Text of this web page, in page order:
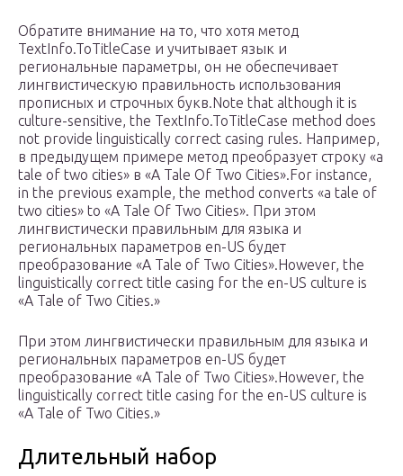
Обратите внимание на то, что хотя метод
TextInfo.ToTitleCase и учитывает язык и
региональные параметры, он не обеспечивает
лингвистическую правильность использования
прописных и строчных букв.Note that although it is
culture-sensitive, the TextInfo.ToTitleCase method does
not provide linguistically correct casing rules. Например,
в предыдущем примере метод преобразует строку «a
tale of two cities» в «A Tale Of Two Cities».For instance,
in the previous example, the method converts «a tale of
two cities» to «A Tale Of Two Cities». При этом
лингвистически правильным для языка и
региональных параметров en-US будет
преобразование «A Tale of Two Cities».However, the
linguistically correct title casing for the en-US culture is
«A Tale of Two Cities.»
При этом лингвистически правильным для языка и
региональных параметров en-US будет
преобразование «A Tale of Two Cities».However, the
linguistically correct title casing for the en-US culture is
«A Tale of Two Cities.»
Длительный набор